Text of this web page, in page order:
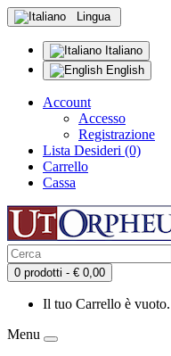
Lingua
Italiano
English
Account
Accesso
Registrazione
Lista Desideri (0)
Carrello
Cassa
0 prodotti - € 0,00
Il tuo Carrello è vuoto.
Menu